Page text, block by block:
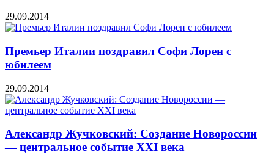
29.09.2014
Премьер Италии поздравил Софи Лорен с
юбилеем
29.09.2014
Александр Жучковский: Создание Новороссии
— центральное событие XXI века